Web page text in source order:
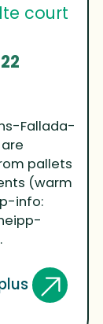
court
Fallada-
pallets
(warm
info: